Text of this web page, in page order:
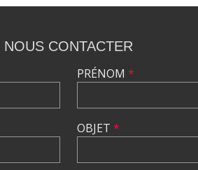
NOUS CONTACTER
PRÉNOM *
OBJET *